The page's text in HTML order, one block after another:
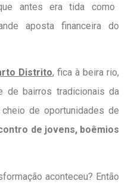
antes era tida como
aposta financeira do
Distrito, fica à beira rio,
de bairros tradicionais da
de oportunidades de
de jovens, boêmios
aconteceu? Então